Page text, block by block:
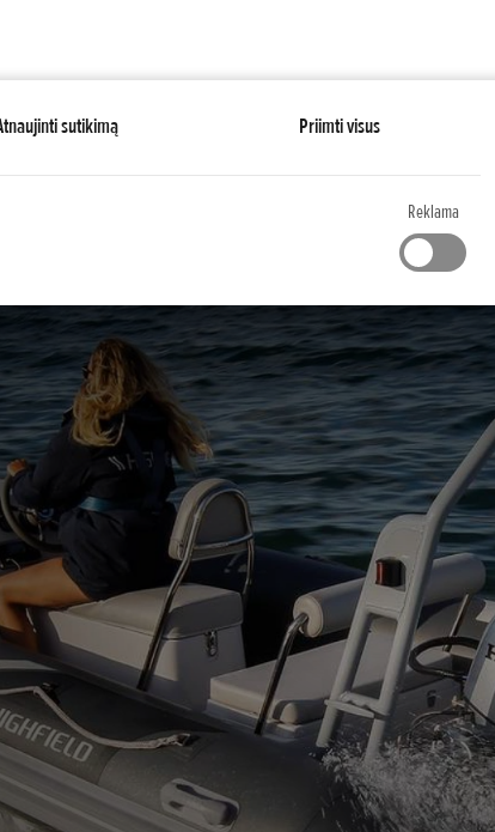
sutikimą Priimti visus
Reklama
per didelių apsukų kontrolės sistema, užtikrinanti saugią